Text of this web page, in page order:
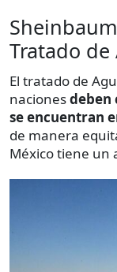
Tratado de
El tratado de
nacionesdeben
se encuentran
de manera
México tiene un